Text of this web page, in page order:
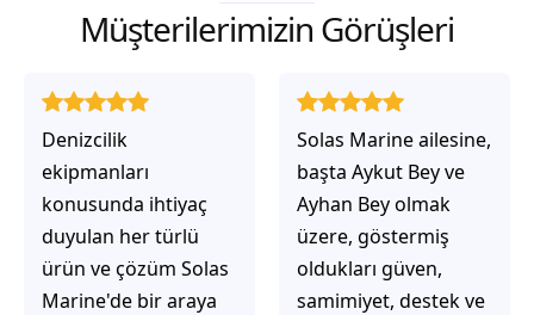
Müşterilerimizin Görüşleri
Solas Marine ailesine,
başta Aykut Bey ve
Ayhan Bey olmak
üzere, göstermiş
oldukları güven,
samimiyet, destek ve
Solas Marine ile
çalıştığınızda,
işlerinin gerçekten
çözüm üretmeye
odaklı olduğunu
hemen fark